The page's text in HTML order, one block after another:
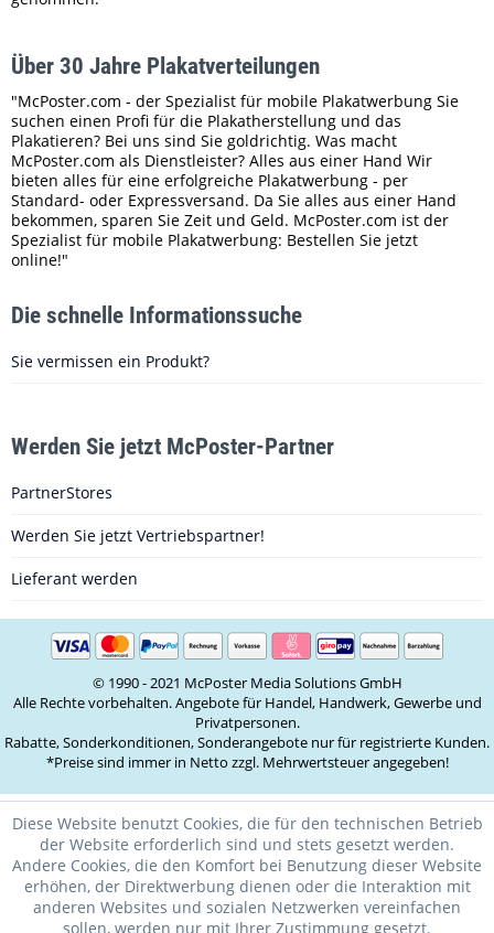
Über 30 Jahre Plakatverteilungen
"McPoster.com - der Spezialist für mobile Plakatwerbung Sie
suchen einen Profi für die Plakatherstellung und das
Plakatieren? Bei uns sind Sie goldrichtig. Was macht
McPoster.com als Dienstleister? Alles aus einer Hand Wir
bieten alles für eine erfolgreiche Plakatwerbung - per
Standard- oder Expressversand. Da Sie alles aus einer Hand
bekommen, sparen Sie Zeit und Geld. McPoster.com ist der
Spezialist für mobile Plakatwerbung: Bestellen Sie jetzt
online!"
Die schnelle Informationssuche
Sie vermissen ein Produkt?
Werden Sie jetzt McPoster-Partner
PartnerStores
Werden Sie jetzt Vertriebspartner!
Lieferant werden
© 1990 - 2021 McPoster Media Solutions GmbH
Alle Rechte vorbehalten. Angebote für Handel, Handwerk, Gewerbe und
Privatpersonen.
Rabatte, Sonderkonditionen, Sonderangebote nur für registrierte Kunden.
*Preise sind immer in Netto zzgl. Mehrwertsteuer angegeben!
Diese Website benutzt Cookies, die für den technischen Betrieb
der Website erforderlich sind und stets gesetzt werden.
Andere Cookies, die den Komfort bei Benutzung dieser Website
erhöhen, der Direktwerbung dienen oder die Interaktion mit
anderen Websites und sozialen Netzwerken vereinfachen
sollen, werden nur mit Ihrer Zustimmung gesetzt.